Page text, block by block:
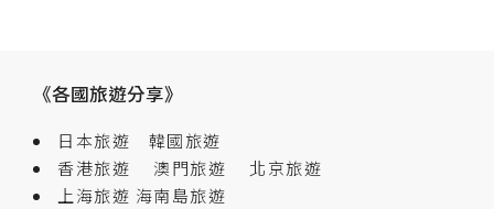
《各國旅遊分享》
日本旅遊
韓國旅遊
香港旅遊
澳門旅遊
北京旅遊
上海旅遊 海南島旅遊